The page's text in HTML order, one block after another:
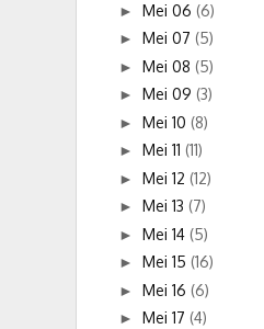
► Mei 06 (6)
► Mei 07 (5)
► Mei 08 (5)
► Mei 09 (3)
► Mei 10 (8)
► Mei 11 (11)
► Mei 12 (12)
► Mei 13 (7)
► Mei 14 (5)
► Mei 15 (16)
► Mei 16 (6)
► Mei 17 (4)